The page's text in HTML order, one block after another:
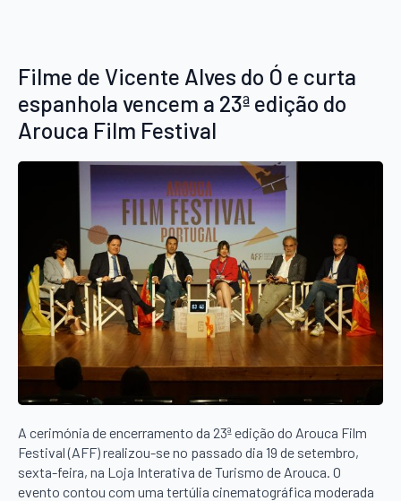
Filme de Vicente Alves do Ó e curta
espanhola vencem a 23ª edição do
Arouca Film Festival
A cerimónia de encerramento da 23ª edição do Arouca Film
Festival (AFF) realizou-se no passado dia 19 de setembro,
sexta-feira, na Loja Interativa de Turismo de Arouca. O
evento contou com uma tertúlia cinematográfica moderada